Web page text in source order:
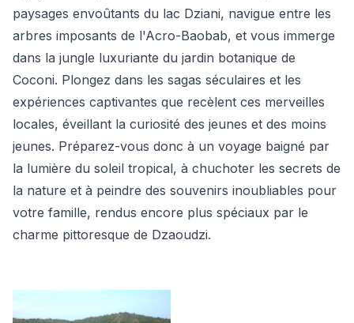
paysages envoûtants du lac Dziani, navigue entre les
arbres imposants de l'Acro-Baobab, et vous immerge
dans la jungle luxuriante du jardin botanique de
Coconi. Plongez dans les sagas séculaires et les
expériences captivantes que recèlent ces merveilles
locales, éveillant la curiosité des jeunes et des moins
jeunes. Préparez-vous donc à un voyage baigné par
la lumière du soleil tropical, à chuchoter les secrets de
la nature et à peindre des souvenirs inoubliables pour
votre famille, rendus encore plus spéciaux par le
charme pittoresque de Dzaoudzi.